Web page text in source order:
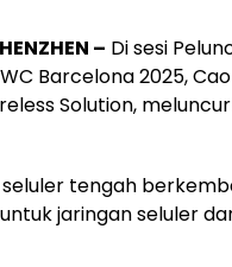
– Di sesi
Barcelona 2025,
Solution,
tengah
jaringan seluler